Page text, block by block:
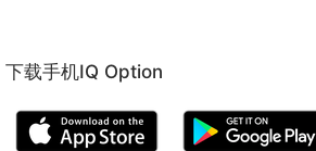
下载手机IQ Option